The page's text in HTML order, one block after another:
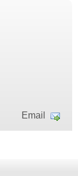
Email